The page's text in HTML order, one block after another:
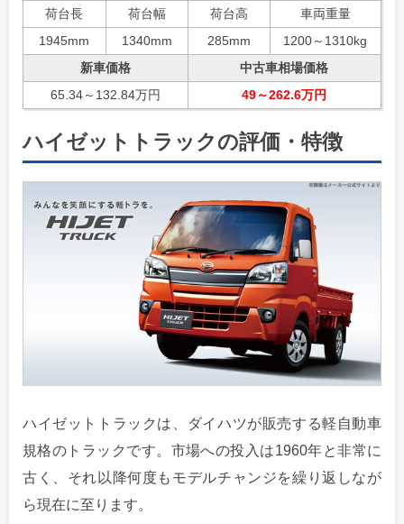
荷台長 荷台幅 荷台高
車両重量
1945mm
1340mm 285mm
1200～1310kg
新車価格
中古車相場価格
65.34～132.84万円
49～262.6万円
ハイゼットトラックの評価・特徴
ハイゼットトラックは、ダイハツが販売する軽自動車
規格のトラックです。市場への投入は1960年と非常に
古く、それ以降何度もモデルチャンジを繰り返しなが
ら現在に至ります。